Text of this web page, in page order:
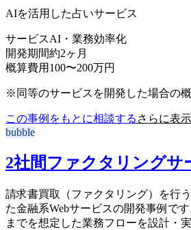
AIを活用した占いサービス
サービスAI・業務効率化
開発期間約2ヶ月
概算費用 100〜200万円
※同等のサービスを開発した場合の
この事例をもとに相談する さらに表示
bubble
2社間ファクタリングサ
請求書買取（ファクタリング）を行
た金融系Webサービスの開発事例で
までを想定した業務フローを設計・